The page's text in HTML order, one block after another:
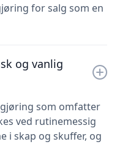
for salg som en
og vanlig
som omfatter
ved rutinemessig
i skap og skuffer, og